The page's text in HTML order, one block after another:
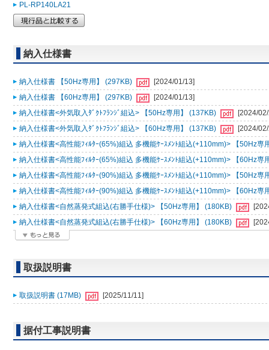
PL-RP140LA21
納入仕様書
納入仕様書 【50Hz専用】 (297KB)
[2024/01/13]
納入仕様書 【60Hz専用】 (297KB)
[2024/01/13]
納入仕様書<外気取入ﾀﾞｸﾄﾌﾗﾝｼﾞ組込> 【50Hz専用】 (137KB)
[2024/
納入仕様書<外気取入ﾀﾞｸﾄﾌﾗﾝｼﾞ組込> 【60Hz専用】 (137KB)
[2024/
納入仕様書<高性能ﾌｨﾙﾀｰ(65%)組込 多機能ｹｰｽﾒﾝﾄ組込(+110mm)> 【50Hz専
納入仕様書<高性能ﾌｨﾙﾀｰ(65%)組込 多機能ｹｰｽﾒﾝﾄ組込(+110mm)> 【60Hz専
納入仕様書<高性能ﾌｨﾙﾀｰ(90%)組込 多機能ｹｰｽﾒﾝﾄ組込(+110mm)> 【50Hz専
納入仕様書<高性能ﾌｨﾙﾀｰ(90%)組込 多機能ｹｰｽﾒﾝﾄ組込(+110mm)> 【60Hz専
納入仕様書<自然蒸発式組込(右勝手仕様)> 【50Hz専用】 (180KB)
納入仕様書<自然蒸発式組込(右勝手仕様)> 【60Hz専用】 (180KB)
取扱説明書
取扱説明書 (17MB) [2025/11/11]
据付工事説明書